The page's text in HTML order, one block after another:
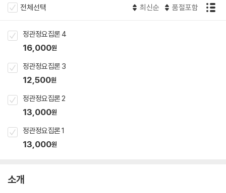
전체선택 최신순 품절포함
정관정요집론 4
16,000원
정관정요집론 3
12,500원
정관정요집론 2
13,000원
정관정요집론 1
13,000원
소개